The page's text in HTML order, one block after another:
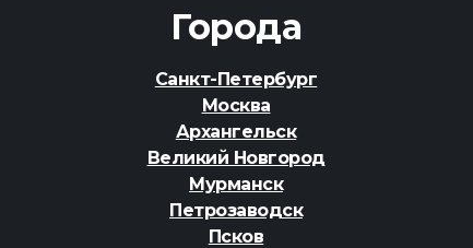
Города
Санкт-Петербург
Москва
Архангельск
Великий Новгород
Мурманск
Петрозаводск
Псков